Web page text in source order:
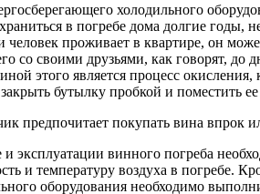
холодильного
в погребе дома долгие годы,
человек проживает в квартире, он
со своими друзьями, как говорят,
этого является процесс
бутылку пробкой и поместить
предпочитает покупать вина впрок
и эксплуатации винного погреба
и температуру воздуха в погребе.
оборудования необходимо